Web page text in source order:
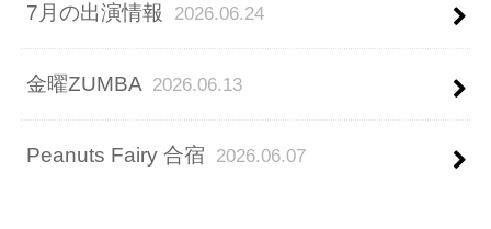
7月の出演情報 2026.06.24
金曜ZUMBA 2026.06.13
Peanuts Fairy 合宿 2026.06.07